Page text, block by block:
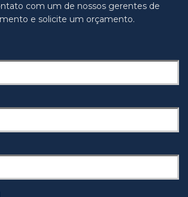
com um de nossos gerentes de
e solicite um orçamento.